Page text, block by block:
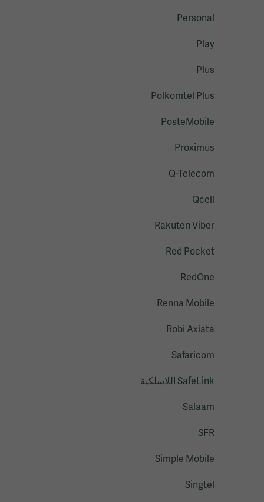
Personal
Play
Plus
Polkomtel Plus
PosteMobile
Proximus
Q-Telecom
Qcell
Rakuten Viber
Red Pocket
RedOne
Renna Mobile
Robi Axiata
Safaricom
SafeLink اللاسلكية
Salaam
SFR
Simple Mobile
Singtel